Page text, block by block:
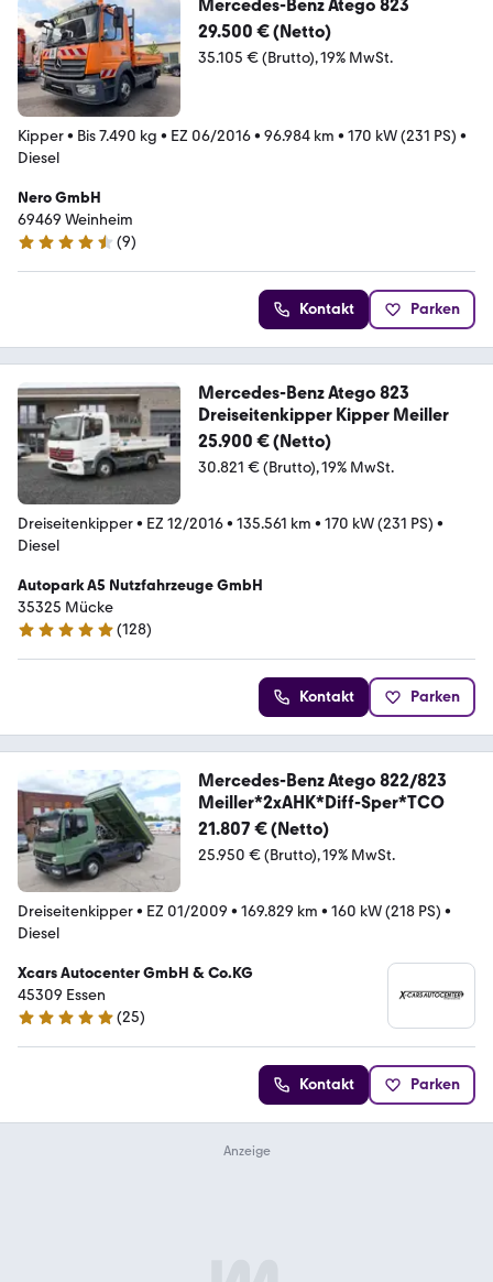
Mercedes-Benz Atego 823
29.500 € (Netto)
35.105 € (Brutto) 19% MwSt.
Kipper• Bis 7.490 kg • EZ 06/2016• 96.984 km • 170 kW (231 PS) •
Diesel
Nero GmbH
69469 Weinheim
4.3 Sterne
(9)
Kontakt Parken
Mercedes-Benz Atego 823
Dreiseitenkipper Kipper Meiller
25.900 € (Netto)
30.821 € (Brutto) 19% MwSt.
Dreiseitenkipper• EZ 12/2016• 135.561 km • 170 kW (231 PS) •
Diesel
Autopark A5 Nutzfahrzeuge GmbH
35325 Mücke
5 Sterne
(128)
Kontakt Parken
Mercedes-Benz Atego 822/823
Meiller*2xAHK*Diff-Sper*TCO
21.807 € (Netto)
25.950 € (Brutto) 19% MwSt.
Dreiseitenkipper• EZ 01/2009 • 169.829 km • 160 kW (218 PS) •
Diesel
Xcars Autocenter GmbH & Co.KG
45309 Essen
5 Sterne
(25)
Kontakt Parken